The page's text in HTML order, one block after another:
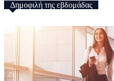
Δημοφιλή της εβδομάδας